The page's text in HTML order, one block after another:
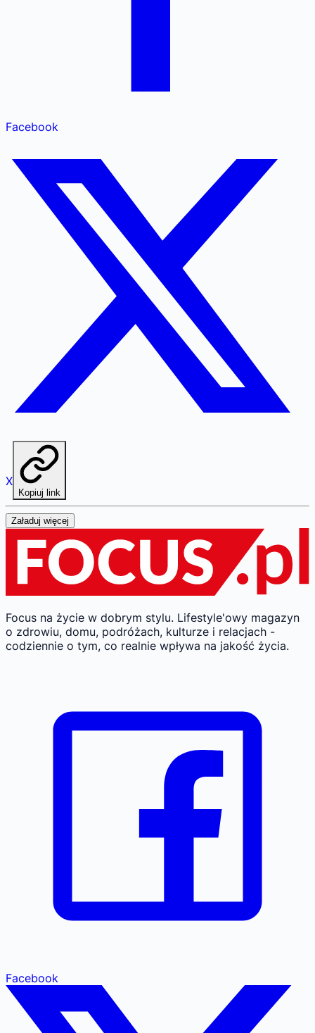
Facebook
X
Kopiuj link
Załaduj więcej
Focus na życie w dobrym stylu. Lifestyle'owy magazyn
o zdrowiu, domu, podróżach, kulturze i relacjach -
codziennie o tym, co realnie wpływa na jakość życia.
Facebook